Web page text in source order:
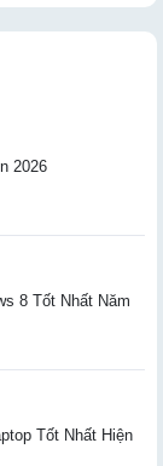
2026
8 Tốt Nhất Năm
Tốt Nhất Hiện